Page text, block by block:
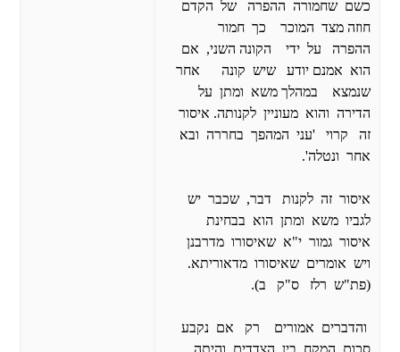
כשם שחמורה ההפרה של הקדם
חוזה מצד המוכר כך חמור
ההפרה על ידי הקונה השני, אם
הוא אמנם יודע שיש קונה אחר
שנמצא במהלך משא ומתן על
הדירה והוא מעוניין לקנותה. איסור
זה קרוי 'עני המהפך בחררה ובא
אחר ונטלה'.
איסור זה לקנות דבר, שכבר יש
לגביו משא ומתן הוא בבחינת
איסור גמור י"א שאיסורו מדרבנן
ויש אומרים שאיסורו מדאוריתא.
(פת"ש רלז ס"ק ב).
והדברים אמורים רק אם נקבע
סכום המקח בין הצדדים והיתה